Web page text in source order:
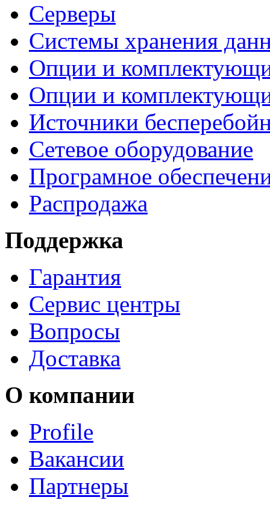
Серверы
Системы хранения
Опции и
Опции и
Источники
Сетевое оборудование
Програмное
Распродажа
Поддержка
Гарантия
Сервис центры
Вопросы
Доставка
О компании
Profile
Вакансии
Партнеры